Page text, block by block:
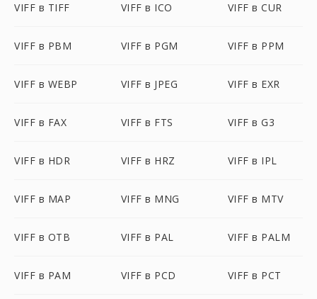
VIFF в TIFF VIFF в ICO VIFF в CUR
VIFF в PBM VIFF в PGM VIFF в PPM
VIFF в WEBP VIFF в JPEG VIFF в EXR
VIFF в FAX VIFF в FTS VIFF в G3
VIFF в HDR VIFF в HRZ VIFF в IPL
VIFF в MAP VIFF в MNG VIFF в MTV
VIFF в OTB VIFF в PAL VIFF в PALM
VIFF в PAM VIFF в PCD VIFF в PCT